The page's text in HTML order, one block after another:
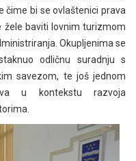
čime bi se ovlaštenici prava
žele baviti lovnim turizmom
Okupljenima se
odličnu suradnju s
savezom, te još jednom
u kontekstu razvoja